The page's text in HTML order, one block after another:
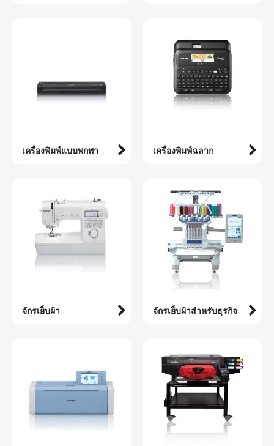
เครื่องพิมพ์แบบพกพา เครื่องพิมพ์ฉลาก
จักรเย็บผ้า จักรเย็บผ้าสำหรับธุรกิจ